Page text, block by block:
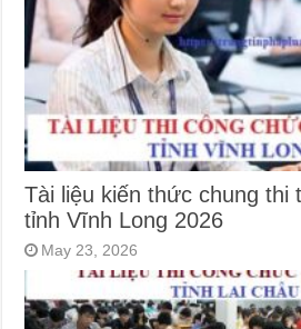
Tài liệu kiến thức chung thi
tỉnh Vĩnh Long 2026
May 23, 2026